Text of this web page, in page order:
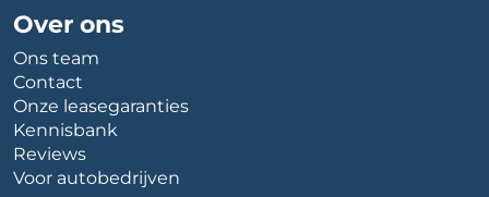
Over ons
Ons team
Contact
Onze leasegaranties
Kennisbank
Reviews
Voor autobedrijven